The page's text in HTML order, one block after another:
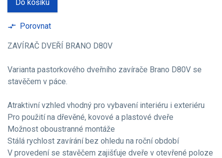
Do košíku
compare_arrows Porovnat
ZAVÍRAČ DVEŘÍ BRANO D80V
Varianta pastorkového dveřního zavírače Brano D80V se
stavěčem v páce.
Atraktivní vzhled vhodný pro vybavení interiéru i exteriéru
Pro použití na dřevěné, kovové a plastové dveře
Možnost oboustranné montáže
Stálá rychlost zavírání bez ohledu na roční období
V provedení se stavěčem zajišťuje dveře v otevřené poloze